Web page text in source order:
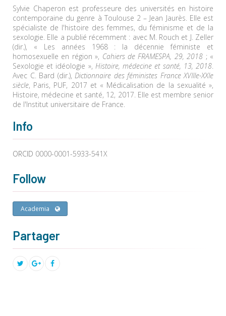
Sylvie Chaperon est professeure des universités en histoire
contemporaine du genre à Toulouse 2 – Jean Jaurès. Elle est
spécialiste de l'histoire des femmes, du féminisme et de la
sexologie. Elle a publié récemment : avec M. Rouch et J. Zeller
(dir.), « Les années 1968 : la décennie féministe et
homosexuelle en région », Cahiers de FRAMESPA, 29, 2018 ; «
Sexologie et idéologie », Histoire, médecine et santé, 13, 2018.
Avec C. Bard (dir.), Dictionnaire des féministes France XVIIIe-XXIe
siècle, Paris, PUF, 2017 et « Médicalisation de la sexualité »,
Histoire, médecine et santé, 12, 2017. Elle est membre senior
de l'Institut universitaire de France.
Info
ORCID 0000-0001-5933-541X
Follow
Academia
Partager